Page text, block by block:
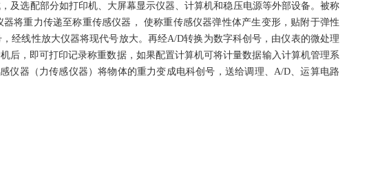
及选配部分如打印机、大屏幕显示仪器、计算机和稳压电源等外部设备。被称
将重力传递至称重传感仪器， 使称重传感仪器弹性体产生变形，贴附于弹性
经线性放大仪器将现代号放大。再经A/D转换为数字科创号，由仪表的微处理
后，即可打印记录称重数据，如果配置计算机可将计量数据输入计算机管理系
仪器（力传感仪器）将物体的重力变成电科创号，送给调理、A/D、运算电路